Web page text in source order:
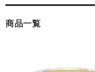
商品一覧